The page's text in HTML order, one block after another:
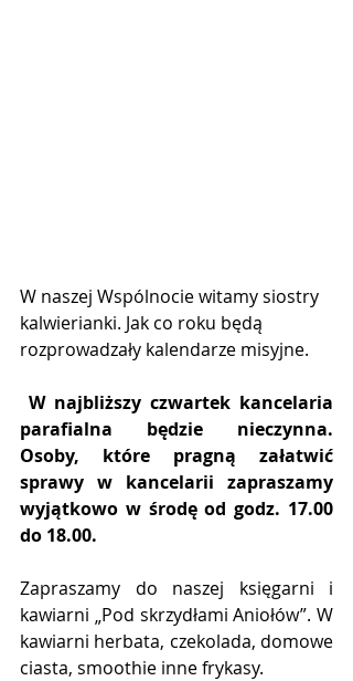
W naszej Wspólnocie witamy siostry
kalwierianki. Jak co roku będą
rozprowadzały kalendarze misyjne.
W najbliższy czwartek kancelaria
parafialna będzie nieczynna.
Osoby, które pragną załatwić
sprawy w kancelarii zapraszamy
wyjątkowo w środę od godz. 17.00
do 18.00.
Zapraszamy do naszej księgarni i
kawiarni „Pod skrzydłami Aniołów”. W
kawiarni herbata, czekolada, domowe
ciasta, smoothie inne frykasy.